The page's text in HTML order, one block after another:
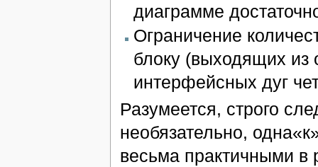
диаграмме
Ограничение
блоку (выходящих из
интерфейсных дуг
Разумеется, строго
необязательно,
весьма практичными в